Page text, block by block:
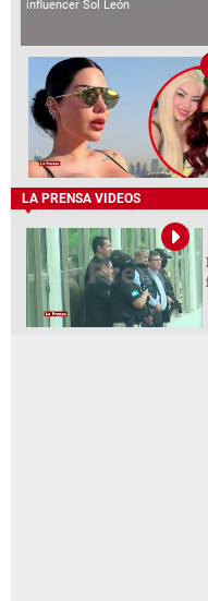
influencer Sol León
LA PRENSA VIDEOS